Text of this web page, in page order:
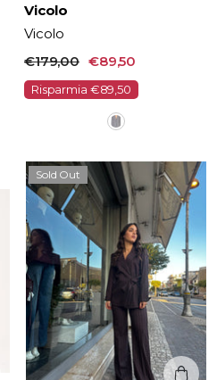
Vendor:
Vicolo
Vicolo
€179,00 €89,50
Risparmia €89,50
Sold Out